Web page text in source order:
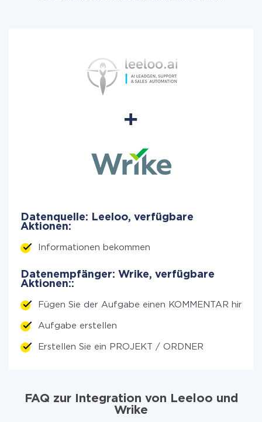
Datenquelle: Leeloo, verfügbare
Aktionen:
Informationen bekommen
Datenempfänger: Wrike, verfügbare
Aktionen::
Fügen Sie der Aufgabe einen KOMMENTAR hinzu
Aufgabe erstellen
Erstellen Sie ein PROJEKT / ORDNER
FAQ zur Integration von Leeloo und
Wrike